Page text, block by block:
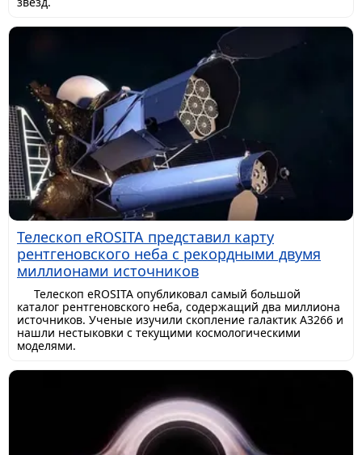
Телескоп eROSITA представил карту
рентгеновского неба с рекордными двумя
миллионами источников
Телескоп eROSITA опубликовал самый большой
каталог рентгеновского неба, содержащий два миллиона
источников. Ученые изучили скопление галактик A3266 и
нашли нестыковки с текущими космологическими
моделями.